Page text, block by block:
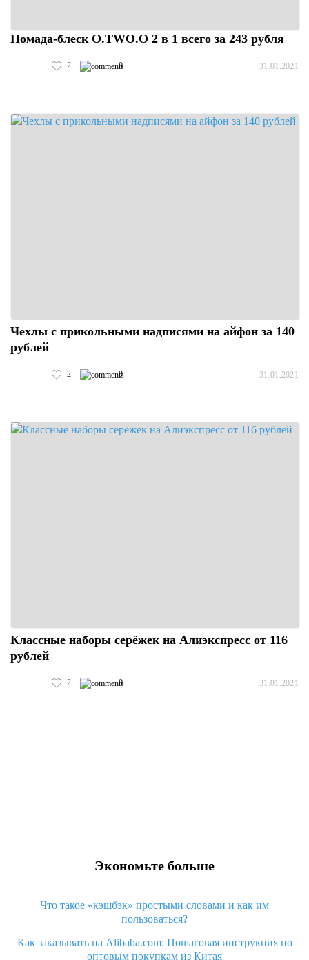
Помада-блеск O.TWO.O 2 в 1 всего за 243 рубля
2 0 31.01.2021
Чехлы с прикольными надписями на айфон за 140
рублей
2 0 31.01.2021
Классные наборы серёжек на Алиэкспресс от 116
рублей
2 0 31.01.2021
Экономьте больше
Что такое «кэшбэк» простыми словами и как им
пользоваться?
Как заказывать на Alibaba.com: Пошаговая инструкция по
оптовым покупкам из Китая